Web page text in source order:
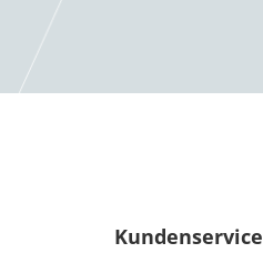
Kundenservice